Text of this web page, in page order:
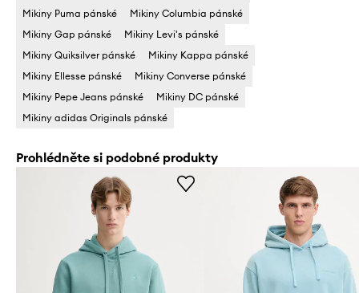
Mikiny Puma pánské
Mikiny Columbia pánské
Mikiny Gap pánské
Mikiny Levi's pánské
Mikiny Quiksilver pánské
Mikiny Kappa pánské
Mikiny Ellesse pánské
Mikiny Converse pánské
Mikiny Pepe Jeans pánské
Mikiny DC pánské
Mikiny adidas Originals pánské
Prohlédněte si podobné produkty